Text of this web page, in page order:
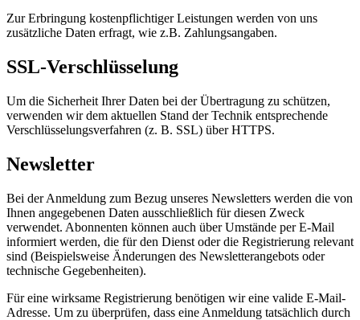
Zur Erbringung kostenpflichtiger Leistungen werden von uns
zusätzliche Daten erfragt, wie z.B. Zahlungsangaben.
SSL-Verschlüsselung
Um die Sicherheit Ihrer Daten bei der Übertragung zu schützen,
verwenden wir dem aktuellen Stand der Technik entsprechende
Verschlüsselungsverfahren (z. B. SSL) über HTTPS.
Newsletter
Bei der Anmeldung zum Bezug unseres Newsletters werden die von
Ihnen angegebenen Daten ausschließlich für diesen Zweck
verwendet. Abonnenten können auch über Umstände per E-Mail
informiert werden, die für den Dienst oder die Registrierung relevant
sind (Beispielsweise Änderungen des Newsletterangebots oder
technische Gegebenheiten).
Für eine wirksame Registrierung benötigen wir eine valide E-Mail-
Adresse. Um zu überprüfen, dass eine Anmeldung tatsächlich durch